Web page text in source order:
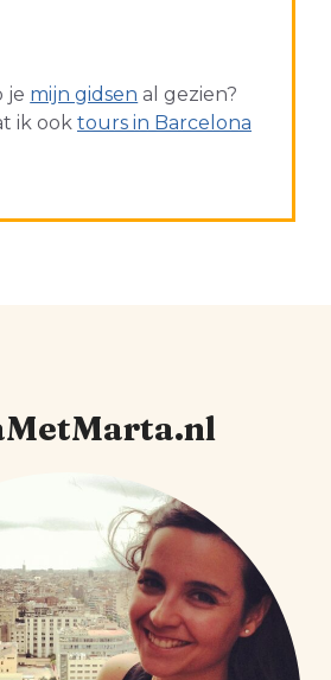
je mijn gidsen al gezien?
ik ook tours in Barcelona